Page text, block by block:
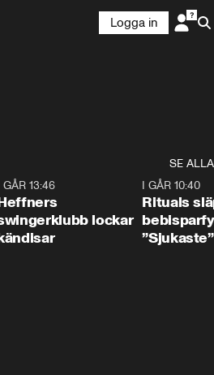
Logga in
SE ALLA
GÅR 13:46
lockar
I GÅR 10:40
Rituals
”Sjukaste”